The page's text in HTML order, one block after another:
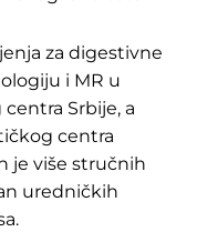
za digestivne
i MR u
Srbije, a
centra
je više stručnih
uredničkih